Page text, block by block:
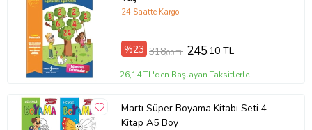
24 Saatte Kargo
%23 318,00 TL 245,10 TL
26,14 TL'den Başlayan Taksitlerle
Martı Süper Boyama Kitabı Seti 4
Kitap A5 Boy